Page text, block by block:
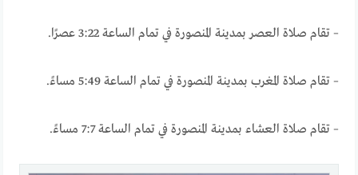
– تقام صلاة العصر بمدينة المنصورة في تمام الساعة 3:22 عصرًا.
– تقام صلاة المغرب بمدينة المنصورة في تمام الساعة 5:49 مساءً.
– تقام صلاة العشاء بمدينة المنصورة في تمام الساعة 7:7 مساءً.